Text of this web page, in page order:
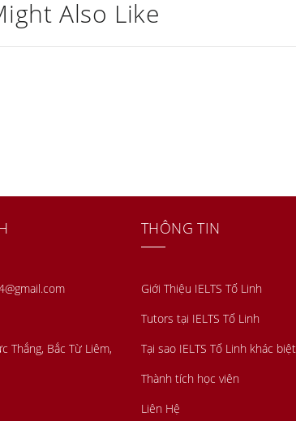
Also Like
Thắng, Bắc Từ Liêm,
THÔNG TIN
Giới Thiệu IELTS Tố Linh
Tutors tại IELTS Tố Linh
Tại sao IELTS Tố Linh khác biệt
Thành tích học viên
Liên Hệ